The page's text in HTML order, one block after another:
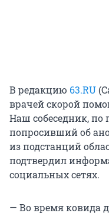
В редакцию 63.RU
врачей скорой
Наш собеседник,
попросивший об
из подстанций
подтвердил
социальных сетях.
— Во время ковида